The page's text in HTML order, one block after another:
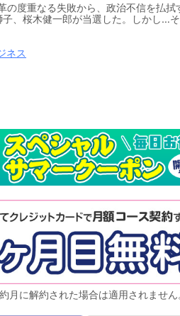
度重なる失敗から、政治不信を払拭
、桜木健一郎が当選した。しかし…
での軍事行動…、そして…中台関係の
桜木の本格的な出番がやってきた。
ネス
月に解約された場合は適用されません